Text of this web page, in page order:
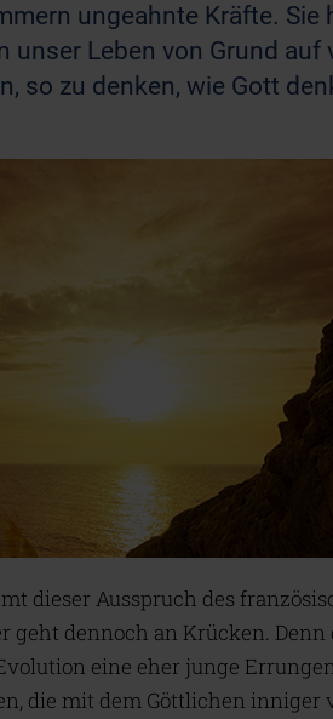
ungeahnte Kräfte.
unser Leben von Grund
so zu denken, wie Gott
dieser Ausspruch des
geht dennoch an Krücken.
eine eher junge
die mit dem Göttlichen inniger